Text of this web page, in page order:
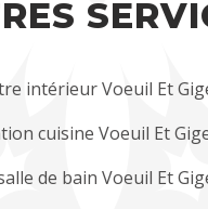
intérieur Voeuil Et
cuisine Voeuil Et
de bain Voeuil Et